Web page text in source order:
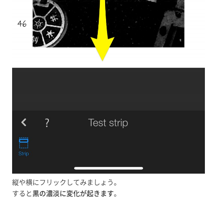
縦や横にフリックしてみましょう。
すると 黒の濃淡に変化が起きます。